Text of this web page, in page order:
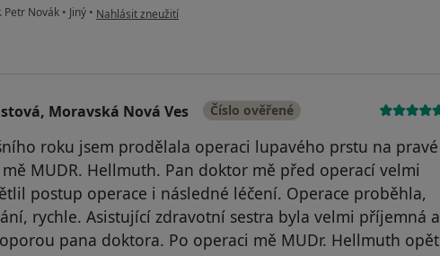
Petr Novák • Jiný • podle názoru uživatele M.Z.
Nahlásit zneužití
Moravská Nová Ves Číslo ověřené
roku jsem prodělala operaci lupavého prstu na pravé
MUDR. Hellmuth. Pan doktor mě před operací velmi
postup operace i následné léčení. Operace proběhla,
rychle. Asistující zdravotní sestra byla velmi příjemná a
pana doktora. Po operaci mě MUDr. Hellmuth opět